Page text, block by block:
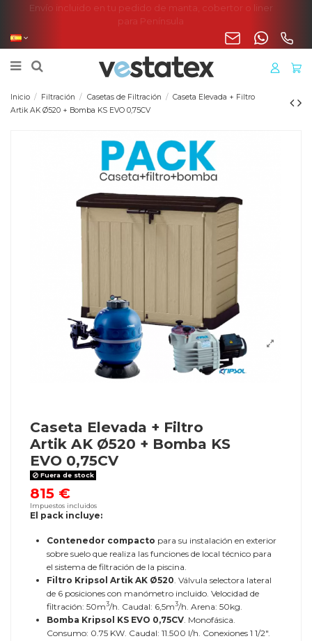
Envío incluido en tu pedido de manta, cobertor o liner
para Península
Inicio Filtración Casetas de Filtración
Caseta Elevada + Filtro
Artik AK Ø520 + Bomba KS EVO 0,75CV
Caseta Elevada + Filtro
Artik AK Ø520 + Bomba KS
EVO 0,75CV
Fuera de stock
815 €
Impuestos incluidos
El pack incluye:
Contenedor compacto para su instalación en exterior
sobre suelo que realiza las funciones de local técnico para
el sistema de filtración de la piscina.
Filtro Kripsol Artik AK Ø520 . Válvula selectora lateral
de 6 posiciones con manómetro incluido. Velocidad de
filtración: 50m3/h. Caudal: 6,5m3/h. Arena: 50kg.
Bomba Kripsol KS EVO 0,75CV . Monofásica.
Consumo: 0.75 KW. Caudal: 11.500 l/h. Conexiones 1 1/2".